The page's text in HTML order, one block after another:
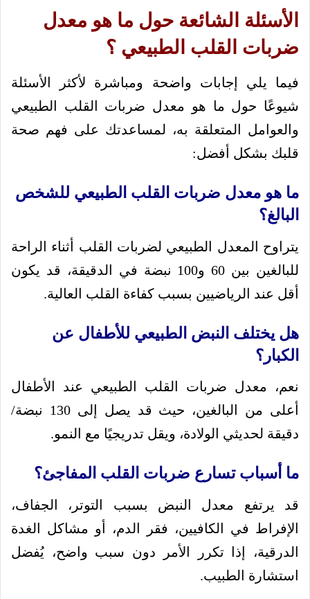
الأسئلة الشائعة حول ما هو معدل
ضربات القلب الطبيعي ؟
فيما يلي إجابات واضحة ومباشرة لأكثر الأسئلة
شيوعًا حول ما هو معدل ضربات القلب الطبيعي
والعوامل المتعلقة به، لمساعدتك على فهم صحة
قلبك بشكل أفضل:
ما هو معدل ضربات القلب الطبيعي للشخص
البالغ؟
يتراوح المعدل الطبيعي لضربات القلب أثناء الراحة
للبالغين بين 60 و100 نبضة في الدقيقة، قد يكون
أقل عند الرياضيين بسبب كفاءة القلب العالية.
هل يختلف النبض الطبيعي للأطفال عن
الكبار؟
نعم، معدل ضربات القلب الطبيعي عند الأطفال
أعلى من البالغين، حيث قد يصل إلى 130 نبضة/
دقيقة لحديثي الولادة، ويقل تدريجيًا مع النمو.
ما أسباب تسارع ضربات القلب المفاجئ؟
قد يرتفع معدل النبض بسبب التوتر، الجفاف،
الإفراط في الكافيين، فقر الدم، أو مشاكل الغدة
الدرقية، إذا تكرر الأمر دون سبب واضح، يُفضل
استشارة الطبيب.